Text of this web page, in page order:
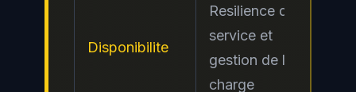
Disponibilite
Resilience du
service et
gestion de la
charge